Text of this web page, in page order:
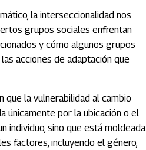
la interseccionalidad nos
grupos sociales enfrentan
y cómo algunos grupos
acciones de adaptación que
la vulnerabilidad al cambio
únicamente por la ubicación o el
individuo, sino que está moldeada
factores, incluyendo el género,